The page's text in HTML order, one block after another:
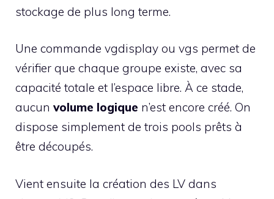
stockage de plus long terme.
Une commande vgdisplay ou vgs permet de
vérifier que chaque groupe existe, avec sa
capacité totale et l’espace libre. À ce stade,
aucun volume logique n’est encore créé. On
dispose simplement de trois pools prêts à
être découpés.
Vient ensuite la création des LV dans